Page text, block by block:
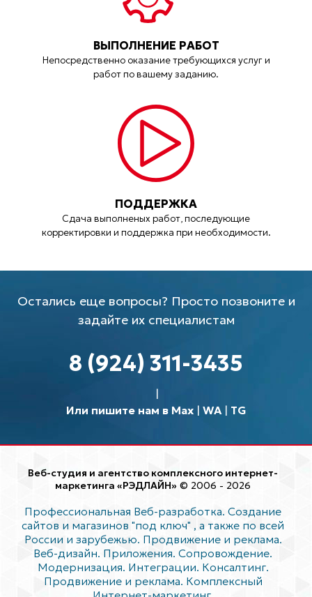
ВЫПОЛНЕНИЕ РАБОТ
Непосредственно оказание требующихся услуг и
работ по вашему заданию.
ПОДДЕРЖКА
Сдача выполненых работ, последующие
корректировки и поддержка при необходимости.
Остались еще вопросы? Просто позвоните и
задайте их специалистам
8 (924) 311-3435
Или пишите нам в Max| WA| TG
Веб-студия и агентство комплексного интернет-
маркетинга «РЭДЛАЙН» © 2006 - 2026
Профессиональная Веб-разработка. Создание
сайтов и магазинов "под ключ" , а также по всей
России и зарубежью. Продвижение и реклама.
Веб-дизайн. Приложения. Сопровождение.
Модернизация. Интеграции. Консалтинг.
Продвижение и реклама. Комплексный